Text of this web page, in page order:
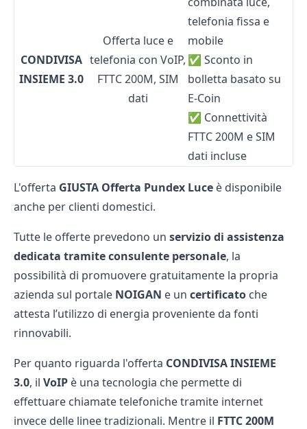
CONDIVISA
INSIEME 3.0
Offerta luce e
telefonia con VoIP,
FTTC 200M, SIM
dati
telefonia fissa e
mobile
✅ Sconto in
bolletta basato su
E-Coin
✅ Connettività
FTTC 200M e SIM
dati incluse
L'offerta GIUSTA Offerta Pundex Luce è disponibile
anche per clienti domestici.
Tutte le offerte prevedono un servizio di assistenza
dedicata tramite consulente personale, la
possibilità di promuovere gratuitamente la propria
azienda sul portale NOIGAN e un certificato che
attesta l’utilizzo di energia proveniente da fonti
rinnovabili.
Per quanto riguarda l'offerta CONDIVISA INSIEME
3.0, il VoIP è una tecnologia che permette di
effettuare chiamate telefoniche tramite internet
invece delle linee tradizionali. Mentre il FTTC 200M